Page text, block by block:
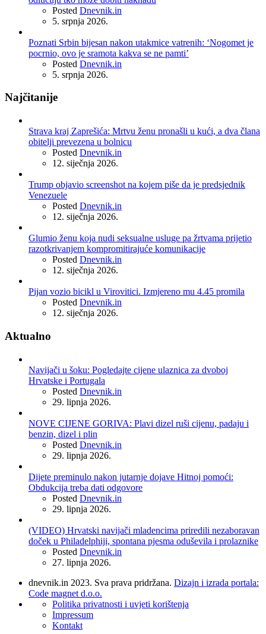
Posted Dnevnik.in
5. srpnja 2026.
Poznati Srbin bijesan nakon utakmice vatrenih: ‘Nogomet je
pocrnio, ovo je sramota kakva se ne pamti’
Posted Dnevnik.in
5. srpnja 2026.
Najčitanije
Strava kraj Zaprešića: Mrtvu ženu pronašli u kući, a dva člana
obitelji prevezena u bolnicu
Posted Dnevnik.in
12. siječnja 2026.
Trump objavio screenshot na kojem piše da je predsjednik
Venezuele
Posted Dnevnik.in
12. siječnja 2026.
Glumio ženu koja nudi seksualne usluge pa žrtvama prijetio
razotkrivanjem kompromitirajuće komunikacije
Posted Dnevnik.in
12. siječnja 2026.
Pijan vozio bicikl u Virovitici. Izmjereno mu 4.45 promila
Posted Dnevnik.in
12. siječnja 2026.
Aktualno
Navijači u šoku: Pogledajte cijene ulaznica za dvoboj
Hrvatske i Portugala
Posted Dnevnik.in
29. lipnja 2026.
NOVE CIJENE GORIVA: Plavi dizel ruši cijenu, padaju i
benzin, dizel i plin
Posted Dnevnik.in
29. lipnja 2026.
Dijete preminulo nakon jutarnje dojave Hitnoj pomoći:
Obdukcija treba dati odgovore
Posted Dnevnik.in
29. lipnja 2026.
(VIDEO) Hrvatski navijači mladencima priredili nezaboravan
doček u Philadelphiji, spontana pjesma oduševila i prolaznike
Posted Dnevnik.in
27. lipnja 2026.
dnevnik.in 2023. Sva prava pridržana. Dizajn i izrada portala:
Code magnet d.o.o.
Politika privatnosti i uvjeti korištenja
Impressum
Kontakt